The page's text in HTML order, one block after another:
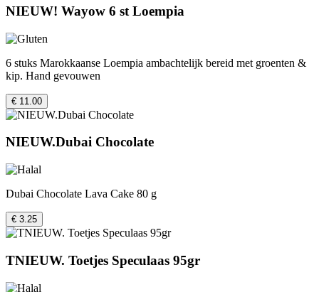
NIEUW! Wayow 6 st Loempia
6 stuks Marokkaanse Loempia ambachtelijk bereid met groenten &
kip. Hand gevouwen
€ 11.00
NIEUW.Dubai Chocolate
Dubai Chocolate Lava Cake 80 g
€ 3.25
TNIEUW. Toetjes Speculaas 95gr